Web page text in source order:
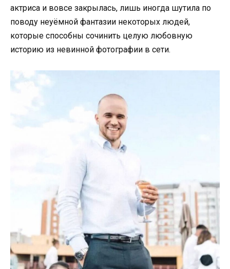
актриса и вовсе закрылась, лишь иногда шутила по
поводу неуёмной фантазии некоторых людей,
которые способны сочинить целую любовную
историю из невинной фотографии в сети.